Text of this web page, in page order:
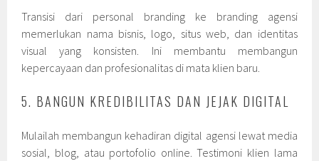
Transisi dari personal branding ke branding agensi
memerlukan nama bisnis, logo, situs web, dan identitas
visual yang konsisten. Ini membantu membangun
kepercayaan dan profesionalitas di mata klien baru.
5. BANGUN KREDIBILITAS DAN JEJAK DIGITAL
Mulailah membangun kehadiran digital agensi lewat media
sosial, blog, atau portofolio online. Testimoni klien lama